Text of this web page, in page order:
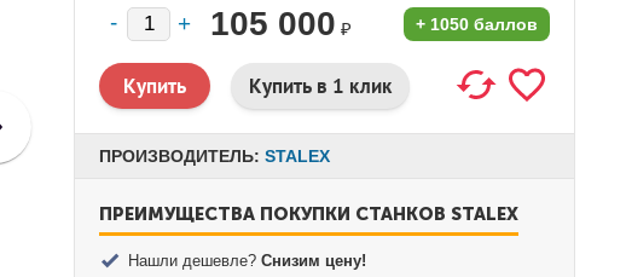
105 000 ₽ + 1050 баллов
Купить в 1 клик
ПРОИЗВОДИТЕЛЬ: STALEX
ПРЕИМУЩЕСТВА ПОКУПКИ СТАНКОВ STALEX
Нашли дешевле? Снизим цену!